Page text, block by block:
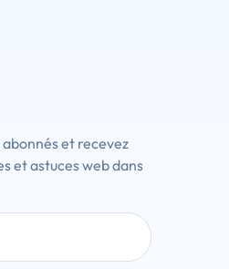
et recevez
et astuces web dans